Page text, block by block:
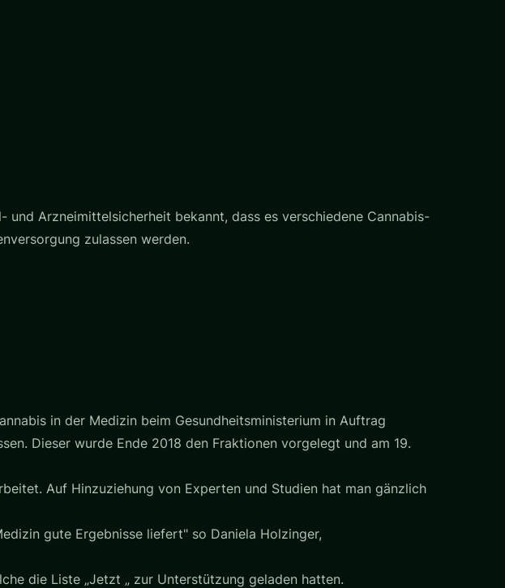
Arzneimittelsicherheit bekannt, dass es verschiedene Cannabis-
zulassen werden.
in der Medizin beim Gesundheitsministerium in Auftrag
Dieser wurde Ende 2018 den Fraktionen vorgelegt und am 19.
Auf Hinzuziehung von Experten und Studien hat man gänzlich
gute Ergebnisse liefert" so Daniela Holzinger,
die Liste „Jetzt „ zur Unterstützung geladen hatten.